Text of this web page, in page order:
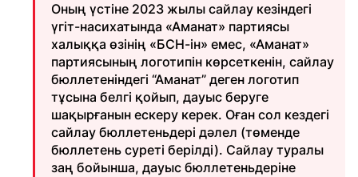
Оның үстіне 2023 жылы сайлау кезіндегі
үгіт-насихатында «Аманат» партиясы
халыққа өзінің «БСН-ін» емес, «Аманат»
партиясының логотипін көрсеткенін, сайлау
бюллетеніндегі “Аманат” деген логотип
тұсына белгі қойып, дауыс беруге
шақырғанын ескеру керек. Оған сол кездегі
сайлау бюллетеньдері дәлел (төменде
бюллетень суреті берілді). Сайлау туралы
заң бойынша, дауыс бюллетеньдеріне